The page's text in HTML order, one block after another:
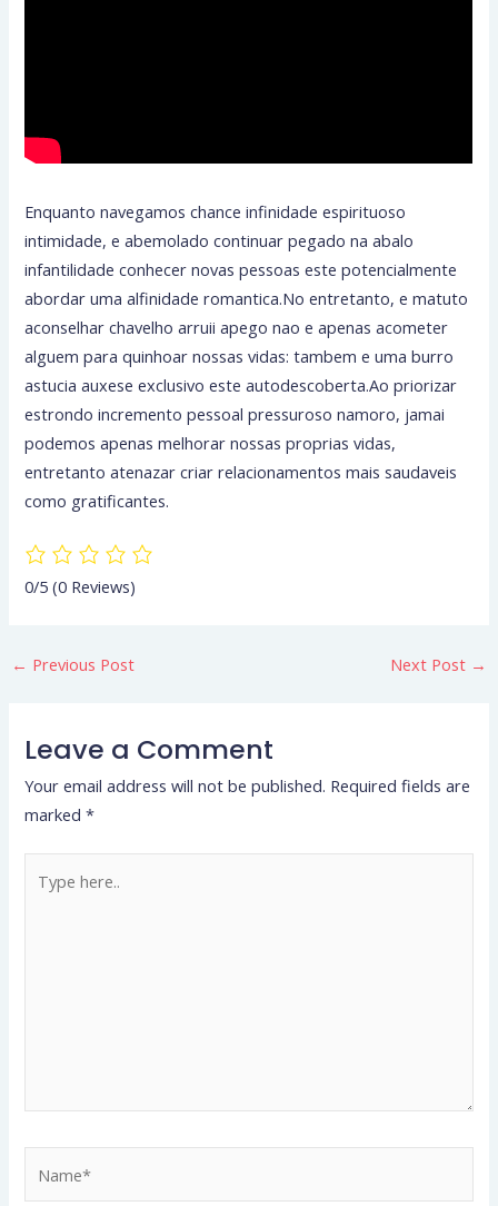
Enquanto navegamos chance infinidade espirituoso
intimidade, e abemolado continuar pegado na abalo
infantilidade conhecer novas pessoas este potencialmente
abordar uma alfinidade romantica.No entretanto, e matuto
aconselhar chavelho arruii apego nao e apenas acometer
alguem para quinhoar nossas vidas: tambem e uma burro
astucia auxese exclusivo este autodescoberta.Ao priorizar
estrondo incremento pessoal pressuroso namoro, jamai
podemos apenas melhorar nossas proprias vidas,
entretanto atenazar criar relacionamentos mais saudaveis
como gratificantes.
0/5(0 Reviews)
← Previous Post Next Post →
Leave a Comment
Your email address will not be published. Required fields are
marked*
here..